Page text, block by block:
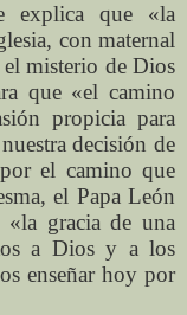
explica que «la
con maternal
misterio de Dios
que «el camino
propicia para
decisión de
el camino que
el Papa León
gracia de una
a Dios y a los
enseñar hoy por